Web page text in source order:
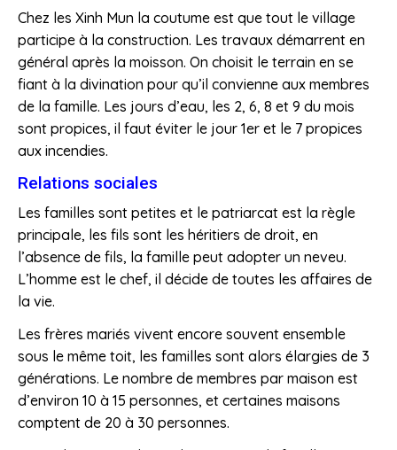
Chez les Xinh Mun la coutume est que tout le village
participe à la construction. Les travaux démarrent en
général après la moisson. On choisit le terrain en se
fiant à la divination pour qu’il convienne aux membres
de la famille. Les jours d’eau, les 2, 6, 8 et 9 du mois
sont propices, il faut éviter le jour 1er et le 7 propices
aux incendies.
Relations sociales
Les familles sont petites et le patriarcat est la règle
principale, les fils sont les héritiers de droit, en
l’absence de fils, la famille peut adopter un neveu.
L’homme est le chef, il décide de toutes les affaires de
la vie.
Les frères mariés vivent encore souvent ensemble
sous le même toit, les familles sont alors élargies de 3
générations. Le nombre de membres par maison est
d’environ 10 à 15 personnes, et certaines maisons
comptent de 20 à 30 personnes.